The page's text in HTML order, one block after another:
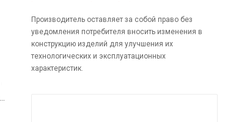
Производитель оставляет за собой право без
уведомления потребителя вносить изменения в
конструкцию изделий для улучшения их
технологических и эксплуатационных
характеристик.